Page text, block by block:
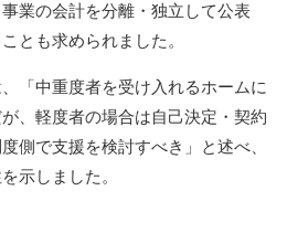
業の会計を分離・独立して公表
とも求められました。
「中重度者を受け入れるホームに
、軽度者の場合は自己決定・契約
側で支援を検討すべき」と述べ、
示しました。